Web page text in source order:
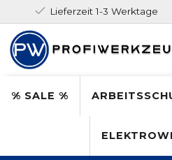
Lieferzeit 1-3 Werktage
% SALE %